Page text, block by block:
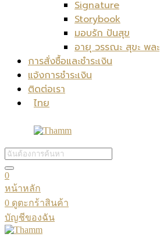
Signature
Storybook
มอบรัก ปันสุข
อายุ วรรณะ สุขะ พละ
การสั่งซื้อและชำระเงิน
แจ้งการชำระเงิน
ติดต่อเรา
ไทย
0
หน้าหลัก
0 ดูตะกร้าสินค้า
บัญชีของฉัน